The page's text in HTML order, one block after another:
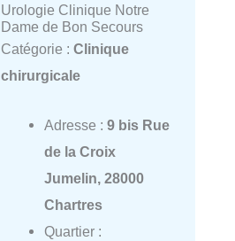
Urologie Clinique Notre
Dame de Bon Secours
Catégorie : Clinique
chirurgicale
Adresse : 9 bis Rue
de la Croix
Jumelin, 28000
Chartres
Quartier :